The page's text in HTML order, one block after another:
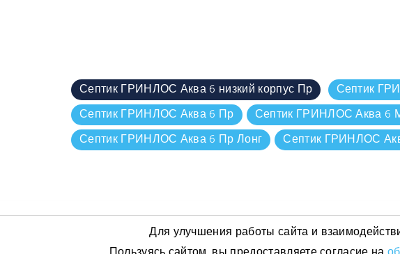
Септик ГРИНЛОС Аква 6 низкий корпус Пр Септик
Септик ГРИНЛОС Аква 6 Пр
Септик ГРИНЛОС Аква 6
Септик ГРИНЛОС Аква 6 Пр Лонг
Септик ГРИНЛОС
ООО "Аксиос"
Для улучшения работы сайта и